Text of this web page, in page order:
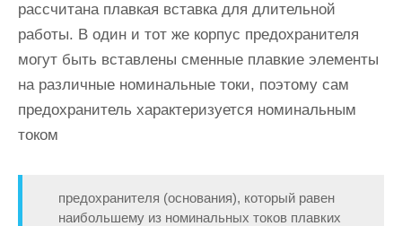
рассчитана плавкая вставка для дли­тельной
работы. В один и тот же корпус предохранителя
могут быть вставлены сменные плавкие элементы
на различные номинальные то­ки, поэтому сам
предохранитель характеризуется номинальным
током
предохранителя (основания), который равен
наибольшему из номи­нальных токов плавких